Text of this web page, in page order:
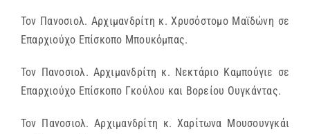
Τον Πανοσιολ. Αρχιμανδρίτη κ. Χρυσόστομο Μαϊδώνη σε
Επαρχιούχο Επίσκοπο Μπουκόμπας.
Τον Πανοσιολ. Αρχιμανδρίτη κ. Νεκτάριο Καμπούγιε σε
Επαρχιούχο Επίσκοπο Γκούλου και Βορείου Ουγκάντας.
Τον Πανοσιολ. Αρχιμανδρίτη κ. Χαρίτωνα Μουσουνγκάι